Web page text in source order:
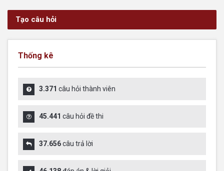
Tạo câu hỏi
Thống kê
3.371 câu hỏi thành viên
45.441 câu hỏi đề thi
37.656câu trả lời